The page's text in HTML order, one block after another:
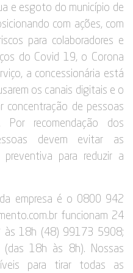
e esgoto do município de
com ações, com
para colaboradores e
do Covid 19, o Corona
a concessionária está
os canais digitais e o
concentração de pessoas
Por recomendação dos
devem evitar as
preventiva para reduzir a
empresa é o 0800 942
funcionam 24
às 18h (48) 99173 5908;
18h às 8h). Nossas
para tirar todas as